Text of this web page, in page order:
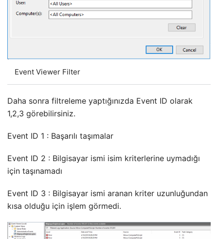
Event Viewer Filter
Daha sonra filtreleme yaptığınızda Event ID olarak
1,2,3 görebilirsiniz.
Event ID 1 : Başarılı taşımalar
Event ID 2 : Bilgisayar ismi isim kriterlerine uymadığı
için taşınamadı
Event ID 3 : Bilgisayar ismi aranan kriter uzunluğundan
kısa olduğu için işlem görmedi.